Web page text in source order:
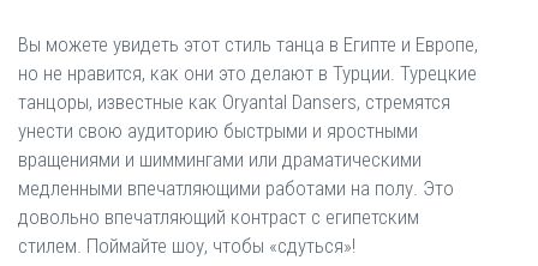
Вы можете увидеть этот стиль танца в Египте и Европе,
но не нравится, как они это делают в Турции. Турецкие
танцоры, известные как Oryantal Dansers, стремятся
унести свою аудиторию быстрыми и яростными
вращениями и шиммингами или драматическими
медленными впечатляющими работами на полу. Это
довольно впечатляющий контраст с египетским
стилем. Поймайте шоу, чтобы «сдуться»!